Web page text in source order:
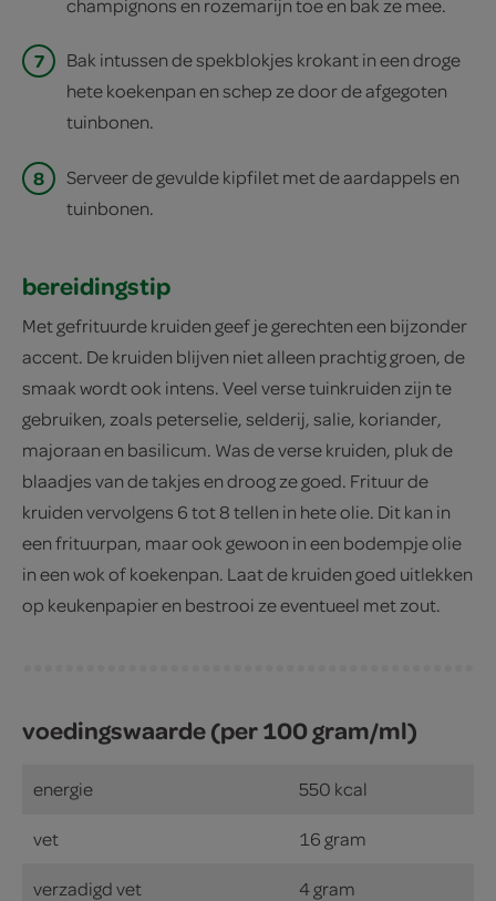
champignons en rozemarijn toe en bak ze mee.
7
Bak intussen de spekblokjes krokant in een droge
hete koekenpan en schep ze door de afgegoten
tuinbonen.
8
Serveer de gevulde kipfilet met de aardappels en
tuinbonen.
bereidingstip
Met gefrituurde kruiden geef je gerechten een bijzonder
accent. De kruiden blijven niet alleen prachtig groen, de
smaak wordt ook intens. Veel verse tuinkruiden zijn te
gebruiken, zoals peterselie, selderij, salie, koriander,
majoraan en basilicum. Was de verse kruiden, pluk de
blaadjes van de takjes en droog ze goed. Frituur de
kruiden vervolgens 6 tot 8 tellen in hete olie. Dit kan in
een frituurpan, maar ook gewoon in een bodempje olie
in een wok of koekenpan. Laat de kruiden goed uitlekken
op keukenpapier en bestrooi ze eventueel met zout.
voedingswaarde (per 100 gram/ml)
energie 550 kcal
vet 16 gram
verzadigd vet 4 gram